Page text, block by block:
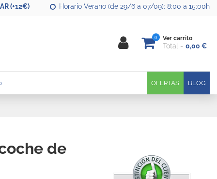
(+12€) Horario Verano (de 29/6 a 07/09): 8:00 a 15:00h
0 Ver carrito
Total 0,00 €
BLOG
OFERTAS
de